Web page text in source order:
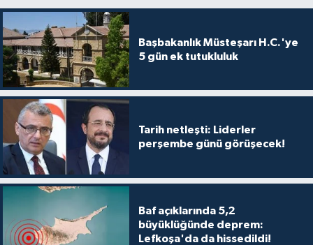
Başbakanlık Müsteşarı H.C.'ye
5 gün ek tutukluluk
Tarih netleşti: Liderler
perşembe günü görüşecek!
Baf açıklarında 5,2
büyüklüğünde deprem:
Lefkoşa'da da hissedildi!